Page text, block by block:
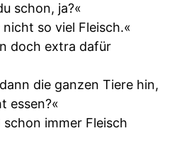
schon, ja?«
nicht so viel Fleisch.«
doch extra dafür
die ganzen Tiere hin,
essen?«
immer Fleisch